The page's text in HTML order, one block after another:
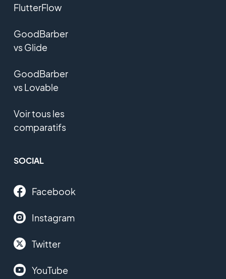
FlutterFlow
GoodBarber
vs Glide
GoodBarber
vs Lovable
Voir tous les
comparatifs
SOCIAL
Facebook
Instagram
Twitter
YouTube